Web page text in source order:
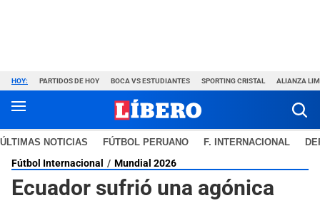
HOY: PARTIDOS DE HOY BOCA VS ESTUDIANTES SPORTING CRISTAL ALIANZA
ÚLTIMAS NOTICIAS FÚTBOL PERUANO F. INTERNACIONAL
Fútbol Internacional Mundial 2026
Ecuador sufrió una agónica